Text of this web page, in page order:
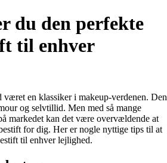
du den perfekte
til enhver
en klassiker i makeup-verdenen. Den
og selvtillid. Men med så mange
markedet kan det være overvældende at
for dig. Her er nogle nyttige tips til at
til enhver lejlighed.